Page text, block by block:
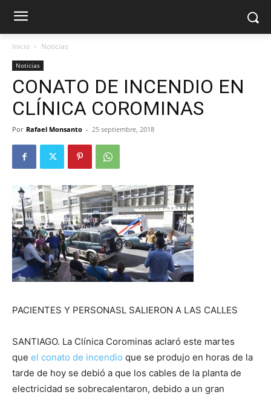
Inicio Noticias
Noticias
CONATO DE INCENDIO EN
CLÍNICA COROMINAS
Por Rafael Monsanto - 25 septiembre, 2018
PACIENTES Y PERSONASL SALIERON A LAS CALLES
SANTIAGO. La Clínica Corominas aclaró este martes
que el conato de incendio que se produjo en horas de la
tarde de hoy se debió a que los cables de la planta de
electricidad se sobrecalentaron, debido a un gran